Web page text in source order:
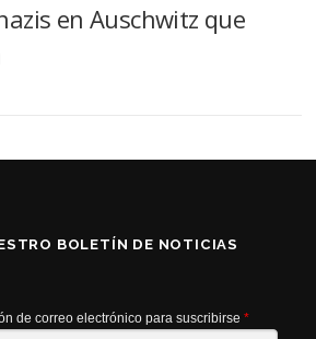
en Auschwitz que
BOLETÍN DE NOTICIAS
de correo electrónico para suscribirse *